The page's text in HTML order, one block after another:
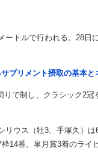
トルで行われる。28日
プリメント摂取の基本と
で制し、クラシック2冠
ウス（牡3、手塚久）は
14番。皐月賞3着のライ